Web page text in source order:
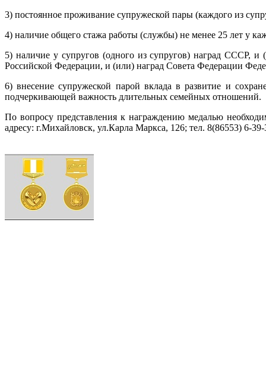
3) постоянное проживание супружеской пары (каждого из
4) наличие общего стажа работы (службы) не менее 25 лет у
5) наличие у супругов (одного из супругов) наград СССР, и
Российской Федерации, и (или) наград Совета Федерации
6) внесение супружеской парой вклада в развитие и
подчеркивающей важность длительных семейных отношений.
По вопросу представления к награждению медалью
адресу: г.Михайловск, ул.Карла Маркса, 126; тел. 8(86553) 6-39-